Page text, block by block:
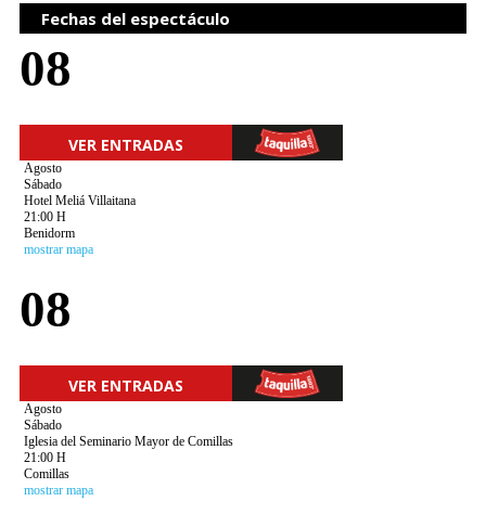
Fechas del espectáculo
08
VER ENTRADAS
Agosto
Sábado
Hotel Meliá Villaitana
21:00 H
Benidorm
mostrar mapa
08
VER ENTRADAS
Agosto
Sábado
Iglesia del Seminario Mayor de Comillas
21:00 H
Comillas
mostrar mapa